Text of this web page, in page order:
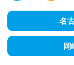
名
岡